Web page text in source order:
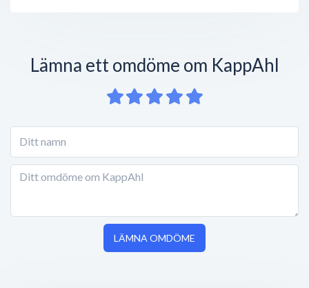
Lämna ett omdöme om KappAhl
LÄMNA OMDÖME